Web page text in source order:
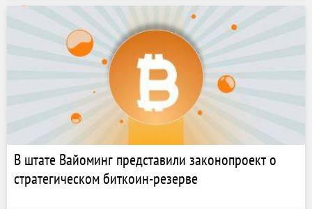
В штате Вайоминг представили законопроект о
стратегическом биткоин-резерве